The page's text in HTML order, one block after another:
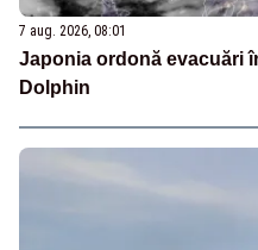
7 aug. 2026, 08:01
Japonia ordonă evacuări
Dolphin